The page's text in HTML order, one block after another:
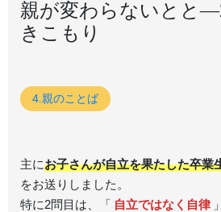
親が変わらないとと
きこもり
4.親のことば
主にお子さんが自立を果たした卒業
をお送りしました。
特に2問目は、「 自立ではなく自律